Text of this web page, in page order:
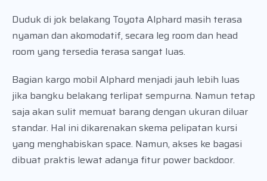
Duduk di jok belakang Toyota Alphard masih terasa
nyaman dan akomodatif, secara leg room dan head
room yang tersedia terasa sangat luas.
Bagian kargo mobil Alphard menjadi jauh lebih luas
jika bangku belakang terlipat sempurna. Namun tetap
saja akan sulit memuat barang dengan ukuran diluar
standar. Hal ini dikarenakan skema pelipatan kursi
yang menghabiskan space. Namun, akses ke bagasi
dibuat praktis lewat adanya fitur power backdoor.